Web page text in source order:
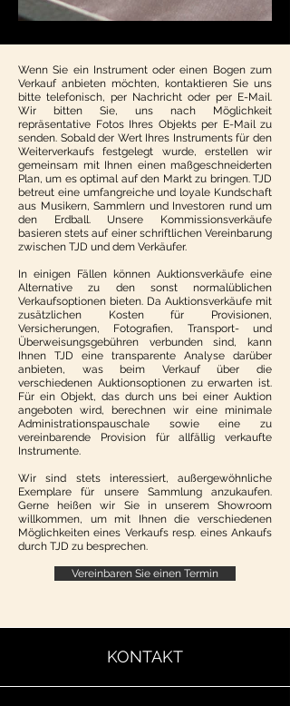
Wenn Sie ein Instrument oder einen Bogen zum
Verkauf anbieten möchten, kontaktieren Sie uns
bitte telefonisch, per Nachricht oder per E-Mail.
Wir bitten Sie, uns nach Möglichkeit
repräsentative Fotos Ihres Objekts per E-Mail zu
senden. Sobald der Wert Ihres Instruments für den
Weiterverkaufs festgelegt wurde, erstellen wir
gemeinsam mit Ihnen einen maßgeschneiderten
Plan, um es optimal auf den Markt zu bringen. TJD
betreut eine umfangreiche und loyale Kundschaft
aus Musikern, Sammlern und Investoren rund um
den Erdball. Unsere Kommissionsverkäufe
basieren stets auf einer schriftlichen Vereinbarung
zwischen TJD und dem Verkäufer.
In einigen Fällen können Auktionsverkäufe eine
Alternative zu den sonst normalüblichen
Verkaufsoptionen bieten. Da Auktionsverkäufe mit
zusätzlichen Kosten für Provisionen,
Versicherungen, Fotografien, Transport- und
Überweisungsgebühren verbunden sind, kann
Ihnen TJD eine transparente Analyse darüber
anbieten, was beim Verkauf über die
verschiedenen Auktionsoptionen zu erwarten ist.
Für ein Objekt, das durch uns bei einer Auktion
angeboten wird, berechnen wir eine minimale
Administrationspauschale sowie eine zu
vereinbarende Provision für allfällig verkaufte
Instrumente.
Wir sind stets interessiert, außergewöhnliche
Exemplare für unsere Sammlung anzukaufen.
Gerne heißen wir Sie in unserem Showroom
willkommen, um mit Ihnen die verschiedenen
Möglichkeiten eines Verkaufs resp. eines Ankaufs
durch TJD zu besprechen.
Vereinbaren Sie einen Termin
KONTAKT